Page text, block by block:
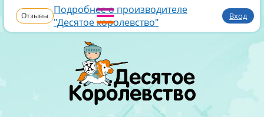
Отзывы Подробнее о производителе
"Десятое королевство"
Вход